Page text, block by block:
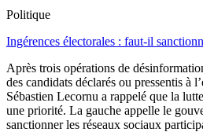
Politique
Ingérences électorales : faut-il
Après trois opérations de
des candidats déclarés ou pressentis à
Sébastien Lecornu a rappelé que la
une priorité. La gauche appelle le
sanctionner les réseaux sociaux